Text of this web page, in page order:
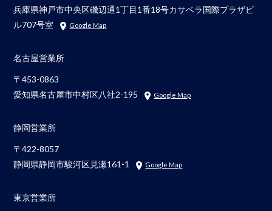
兵庫県神戸市中央区磯辺通1丁目1番18号カサベラ国際プラザビ
ル707号室
Google Map
名古屋営業所
〒453-0863
愛知県名古屋市中村区八社2-195
Google Map
静岡営業所
〒422-8057
静岡県静岡市駿河区見瀬161-1
Google Map
東京営業所